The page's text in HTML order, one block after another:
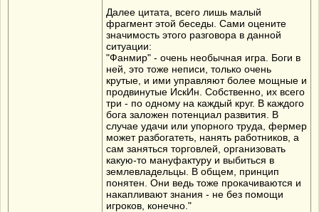
Далее цитата, всего лишь малый
фрагмент этой беседы. Сами оцените
значимость этого разговора в данной
ситуации:
"Фанмир" - очень необычная игра. Боги в
ней, это тоже неписи, только очень
крутые, и ими управляют более мощные и
продвинутые ИскИн. Собственно, их всего
три - по одному на каждый круг. В каждого
бога заложен потенциал развития. В
случае удачи или упорного труда, фермер
может разбогатеть, нанять работников, а
сам заняться торговлей, организовать
какую-то мануфактуру и выбиться в
землевладельцы. В общем, принцип
понятен. Они ведь тоже прокачиваются и
накапливают знания - не без помощи
игроков, конечно."